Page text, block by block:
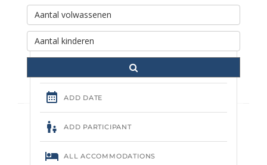
Rechercher et réserver votre
séjour
Geen camping gevonden.